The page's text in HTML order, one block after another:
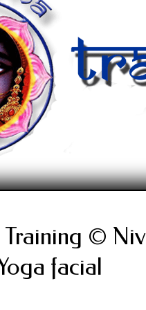
©
facial